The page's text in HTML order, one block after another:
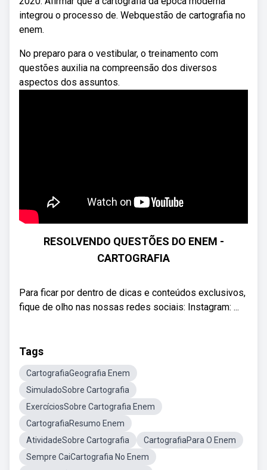
integrou o processo de. Webquestão de cartografia no
enem.
No preparo para o vestibular, o treinamento com
questões auxilia na compreensão dos diversos
aspectos dos assuntos.
RESOLVENDO QUESTÕES DO ENEM -
CARTOGRAFIA
Para ficar por dentro de dicas e conteúdos exclusivos,
fique de olho nas nossas redes sociais: Instagram: ...
Tags
CartografiaGeografia Enem
SimuladoSobre Cartografia
ExercíciosSobre Cartografia Enem
CartografiaResumo Enem
AtividadeSobre Cartografia
CartografiaPara O Enem
Sempre CaiCartografia No Enem